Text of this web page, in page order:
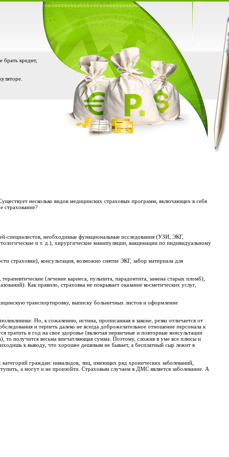
брать кредит,
несколько видов медицинских страховых программ, включающих в себя
страхование?
специалистов, необходимые функциональные исследования (УЗИ, ЭКГ,
и т. д.), хирургические манипуляции, вакцинации по индивидуальному
страховки), консультация, возможно снятие ЭКГ, забор материала для
(лечение кариеса, пульпита, парадонтита, замена старых пломб),
Как правило, страховка не покрывает оказание косметических услуг,
транспортировку, выписку больничных листов и оформление
Но, к сожалению, истина, прописанная в законе, резко отличается от
и терпеть далеко не всегда доброжелательное отношение персонала к
тратить в год на свое здоровье (включая первичные и повторные консультации
то получится весьма впечатляющая сумма. Поэтому, сложив в уме все плюсы и
к выводу, что хорошее дешевым не бывает, а бесплатный сыр лежит в
граждан: инвалидов, лиц, имеющих ряд хронических заболеваний,
а могут и не произойти. Страховым случаем в ДМС является заболевание. А